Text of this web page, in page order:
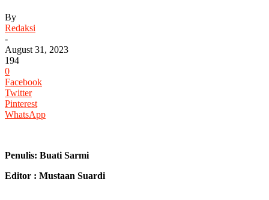
By
Redaksi
-
August 31, 2023
194
0
Facebook
Twitter
Pinterest
WhatsApp
Penulis: Buati Sarmi
Editor : Mustaan Suardi